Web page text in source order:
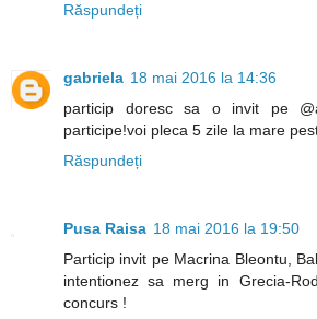
Răspundeți
gabriela 18 mai 2016 la 14:36
particip doresc sa o invit pe
participe!voi pleca 5 zile la mare
Răspundeți
Pusa Raisa 18 mai 2016 la 19:50
Particip invit pe Macrina Bleontu,
intentionez sa merg in Grecia-
concurs !